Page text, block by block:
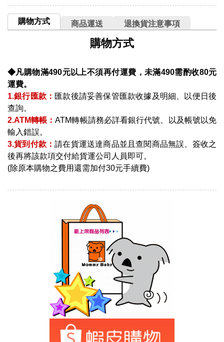
購物方式 商品運送 退換貨注意事項
購物方式
◆凡購物滿490元以上不須再付運費，未滿490需酌收80元
運費。
1.銀行匯款： 匯款後請妥善保管匯款收據及明細、以便日後
查詢。
2.ATM轉帳：ATM轉帳請務必詳看銀行代號、以及帳號以免
輸入錯誤。
3.貨到付款：請在貨運送達商品並且查閱商品無誤、簽收之
後再將該款項交付給貨運公司人員即可。
(除原本購物之費用還需加付30元手續費)